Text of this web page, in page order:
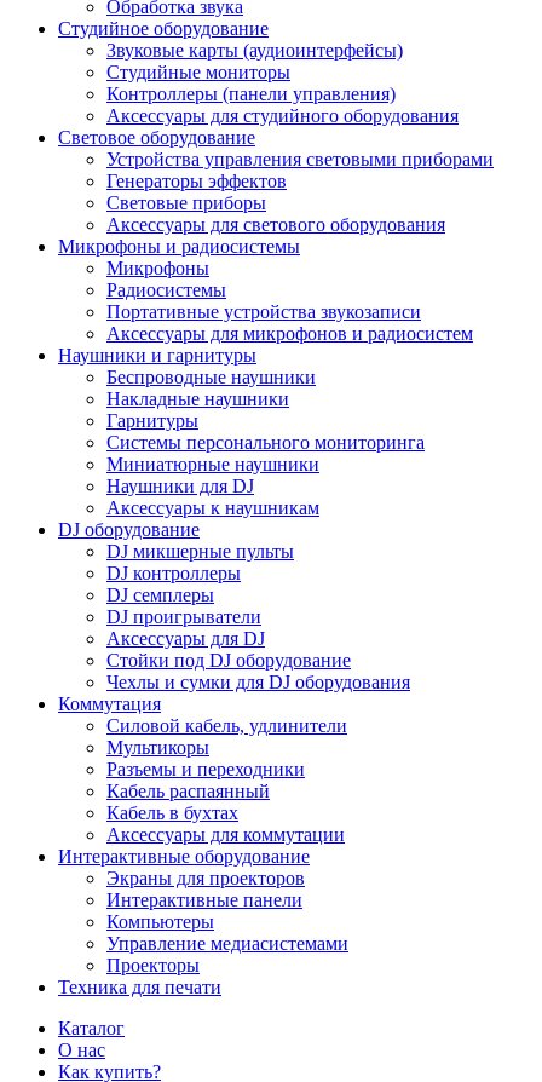
Обработка звука
Студийное оборудование
Звуковые карты (аудиоинтерфейсы)
Студийные мониторы
Контроллеры (панели управления)
Аксессуары для студийного оборудования
Световое оборудование
Устройства управления световыми приборами
Генераторы эффектов
Световые приборы
Аксессуары для светового оборудования
Микрофоны и радиосистемы
Микрофоны
Радиосистемы
Портативные устройства звукозаписи
Аксессуары для микрофонов и радиосистем
Наушники и гарнитуры
Беспроводные наушники
Накладные наушники
Гарнитуры
Системы персонального мониторинга
Миниатюрные наушники
Наушники для DJ
Аксессуары к наушникам
DJ оборудование
DJ микшерные пульты
DJ контроллеры
DJ семплеры
DJ проигрыватели
Аксессуары для DJ
Стойки под DJ оборудование
Чехлы и сумки для DJ оборудования
Коммутация
Силовой кабель, удлинители
Мультикоры
Разъемы и переходники
Кабель распаянный
Кабель в бухтах
Аксессуары для коммутации
Интерактивные оборудование
Экраны для проекторов
Интерактивные панели
Компьютеры
Управление медиасистемами
Проекторы
Техника для печати
Каталог
О нас
Как купить?